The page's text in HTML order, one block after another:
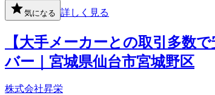
気になる 詳しく見る
【大手メーカーとの取引多数
バー｜宮城県仙台市宮城野区
株式会社昇栄